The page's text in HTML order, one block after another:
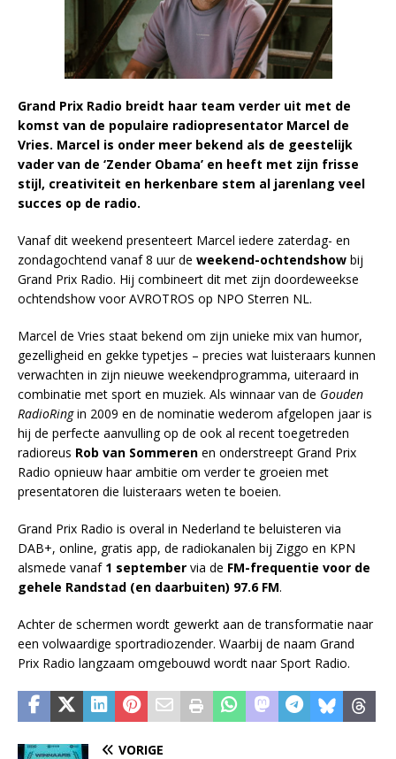
Grand Prix Radio breidt haar team verder uit met de
komst van de populaire radiopresentator Marcel de
Vries. Marcel is onder meer bekend als de geestelijk
vader van de ‘Zender Obama’ en heeft met zijn frisse
stijl, creativiteit en herkenbare stem al jarenlang veel
succes op de radio.
Vanaf dit weekend presenteert Marcel iedere zaterdag- en
zondagochtend vanaf 8 uur de weekend-ochtendshow bij
Grand Prix Radio. Hij combineert dit met zijn doordeweekse
ochtendshow voor AVROTROS op NPO Sterren NL.
Marcel de Vries staat bekend om zijn unieke mix van humor,
gezelligheid en gekke typetjes – precies wat luisteraars kunnen
verwachten in zijn nieuwe weekendprogramma, uiteraard in
combinatie met sport en muziek. Als winnaar van de Gouden
RadioRingin 2009 en de nominatie wederom afgelopen jaar is
hij de perfecte aanvulling op de ook al recent toegetreden
radioreus Rob van Sommeren en onderstreept Grand Prix
Radio opnieuw haar ambitie om verder te groeien met
presentatoren die luisteraars weten te boeien.
Grand Prix Radio is overal in Nederland te beluisteren via
DAB+, online, gratis app, de radiokanalen bij Ziggo en KPN
alsmede vanaf 1 september via de FM-frequentie voor de
gehele Randstad (en daarbuiten) 97.6 FM.
Achter de schermen wordt gewerkt aan de transformatie naar
een volwaardige sportradiozender. Waarbij de naam Grand
Prix Radio langzaam omgebouwd wordt naar Sport Radio.
VORIGE